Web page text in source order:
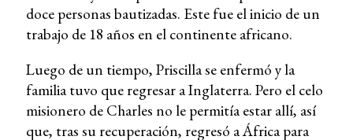
doce personas bautizadas. Este fue el inicio de un
trabajo de 18 años en el continente africano.
Luego de un tiempo, Priscilla se enfermó y la
familia tuvo que regresar a Inglaterra. Pero el celo
misionero de Charles no le permitía estar allí, así
que, tras su recuperación, regresó a África para